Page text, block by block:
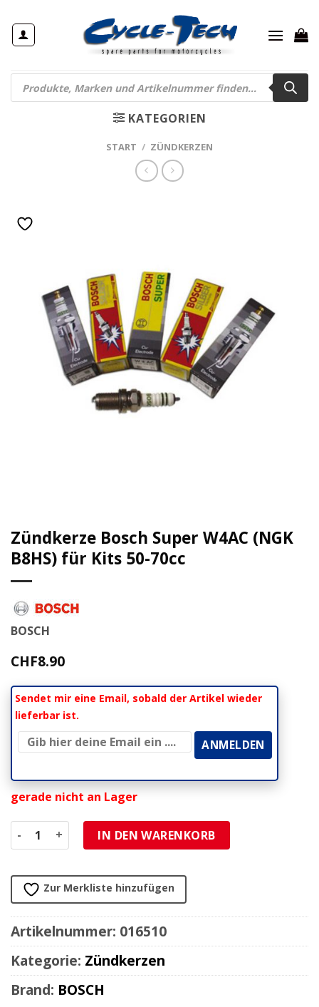
Inhalt
springen
Products
search
KATEGORIEN
START / ZÜNDKERZEN
Zündkerze Bosch Super W4AC (NGK
B8HS) für Kits 50-70cc
BOSCH
CHF8.90
Sendet mir eine Email, sobald der Artikel wieder
lieferbar ist.
gerade nicht an Lager
Zündkerze Bosch Super W4AC (NGK B8HS) für Kits 50-70cc
IN DEN WARENKORB
Zur Merkliste hinzufügen
Artikelnummer: 016510
Kategorie: Zündkerzen
Brand: BOSCH